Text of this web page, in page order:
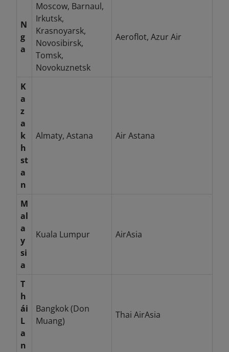
N
g
a
Moscow, Barnaul,
Irkutsk,
Krasnoyarsk,
Novosibirsk,
Tomsk,
Novokuznetsk
Aeroflot, Azur Air
K
a
z
a
k
h
st
a
n
Almaty, Astana Air Astana
M
al
a
y
si
a
Kuala Lumpur AirAsia
T
h
ái
L
a
n
Bangkok (Don
Muang)
Thai AirAsia